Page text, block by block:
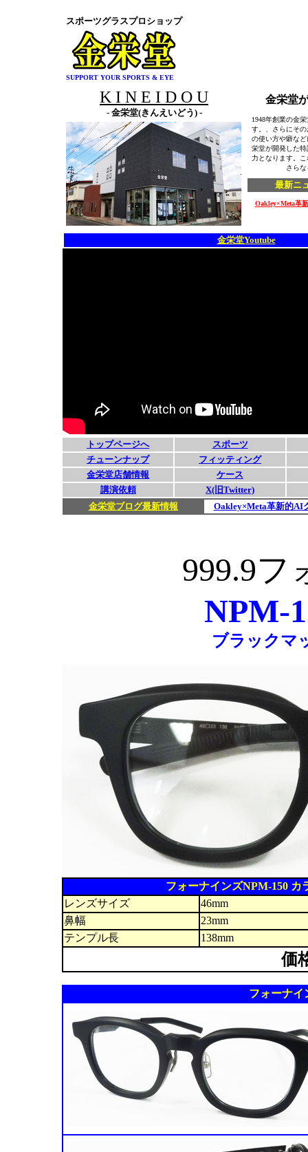
999.9フ
NPM-
ブラックマ
フォーナインズNPM-150 カ
レンズサイズ
46mm
鼻幅
23mm
テンプル長
138mm
価
フォーナ